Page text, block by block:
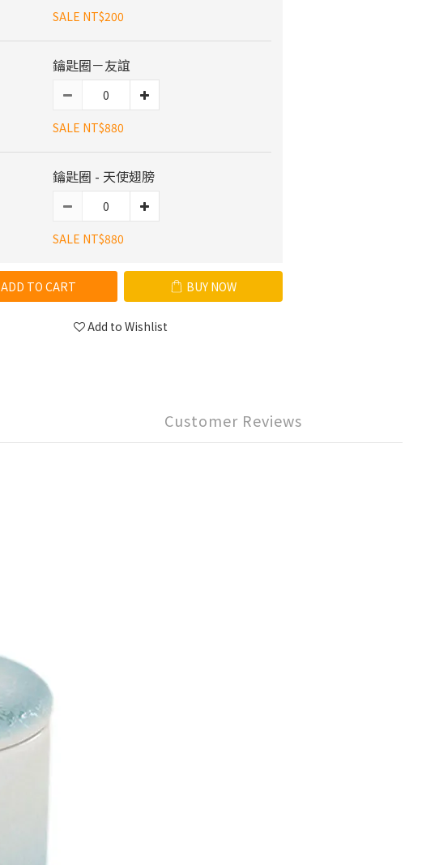
SALE NT$200
鑰匙圈－友誼
SALE NT$880
鑰匙圈 - 天使翅膀
SALE NT$880
ADD TO CART BUY NOW
Add to Wishlist
Customer Reviews